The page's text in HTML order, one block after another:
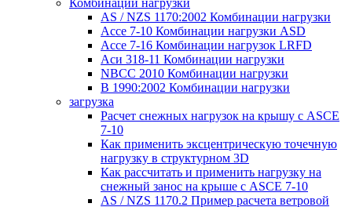
Комбинации нагрузки
AS / NZS 1170:2002 Комбинации нагрузки
Ассе 7-10 Комбинации нагрузки ASD
Ассе 7-16 Комбинации нагрузок LRFD
Аси 318-11 Комбинации нагрузки
NBCC 2010 Комбинации нагрузки
В 1990:2002 Комбинации нагрузки
загрузка
Расчет снежных нагрузок на крышу с ASCE
7-10
Как применить эксцентрическую точечную
нагрузку в структурном 3D
Как рассчитать и применить нагрузку на
снежный занос на крыше с ASCE 7-10
AS / NZS 1170.2 Пример расчета ветровой